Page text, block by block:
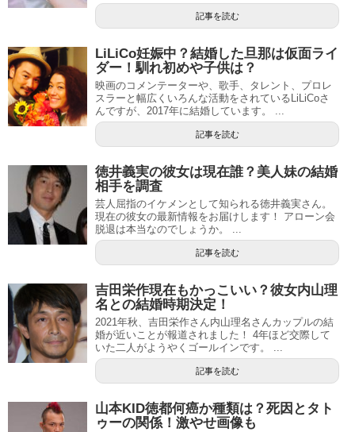
記事を読む
LiLiCo妊娠中？結婚した旦那は仮面ライ
ダー！馴れ初めや子供は？
映画のコメンテーターや、歌手、タレント、プロレ
スラーと幅広くいろんな活動をされているLiLiCoさ
んですが、2017年に結婚しています。 ...
記事を読む
徳井義実の彼女は現在誰？美人妹の結婚
相手を調査
芸人屈指のイケメンとして知られる徳井義実さん。
現在の彼女の最新情報をお届けします！ アローン会
脱退は本当なのでしょうか。 ...
記事を読む
吉田栄作現在もかっこいい？彼女内山理
名との結婚時期決定！
2021年秋、吉田栄作さん内山理名さんカップルの結
婚が近いことが報道されました！ 4年ほど交際して
いた二人がようやくゴールインです。 ...
記事を読む
山本KID徳都何癌か種類は？死因とタト
ゥーの関係！激やせ画像も